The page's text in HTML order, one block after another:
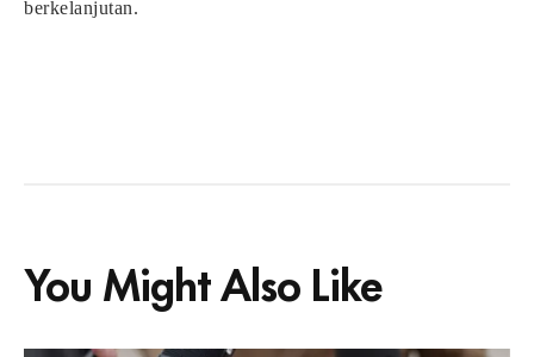
berkelanjutan.
You Might Also Like